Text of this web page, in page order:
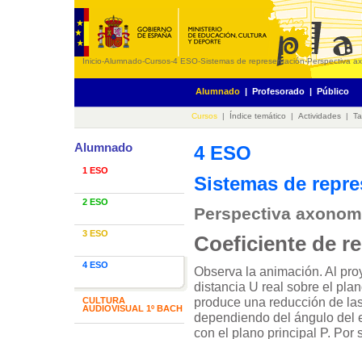
Inicio-Alumnado-Cursos-4 ESO-Sistemas de representación-Perspectiva
Alumnado | Profesorado | Público
Cursos | Índice temático | Actividades |
Alumnado
1 ESO
2 ESO
3 ESO
4 ESO
CULTURA
AUDIOVISUAL 1º BACH
4 ESO
Sistemas de
Perspectiva
Coeficiente de
Observa la animación. Al
distancia U real sobre el
produce una reducción de
dependiendo del ángulo del
con el plano principal P. Por